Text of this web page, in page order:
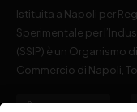
Istituita a Napoli per
Sperimentale per
(SSIP) è un Organismo
Commercio di Napoli,
081 597 91 00